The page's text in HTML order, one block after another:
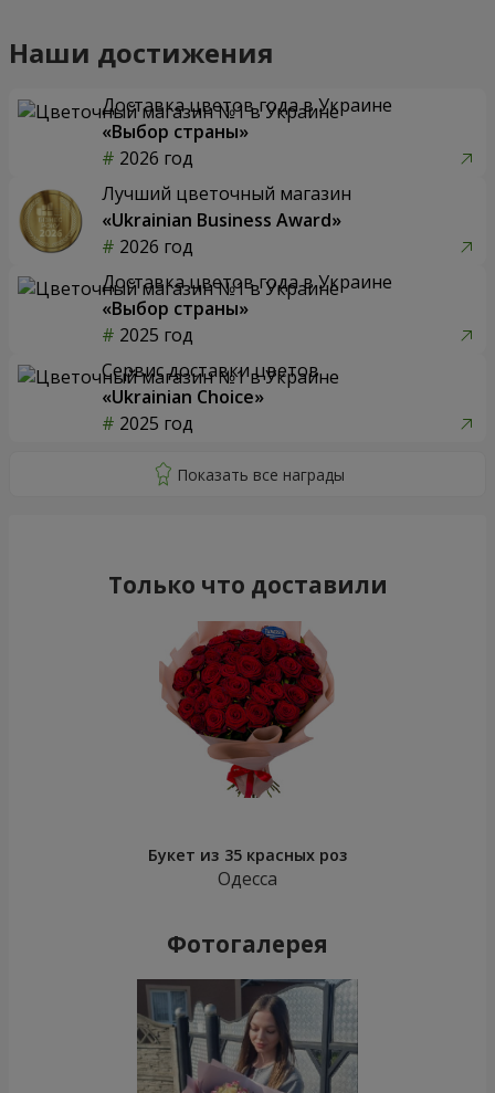
Наши достижения
Доставка цветов года в Украине
«Выбор страны»
2026 год
Лучший цветочный магазин
«Ukrainian Business Award»
2026 год
Доставка цветов года в Украине
«Выбор страны»
2025 год
Сервис доставки цветов
«Ukrainian Choice»
2025 год
Только что доставили
Букет из 35 красных роз
Одесса
Фотогалерея